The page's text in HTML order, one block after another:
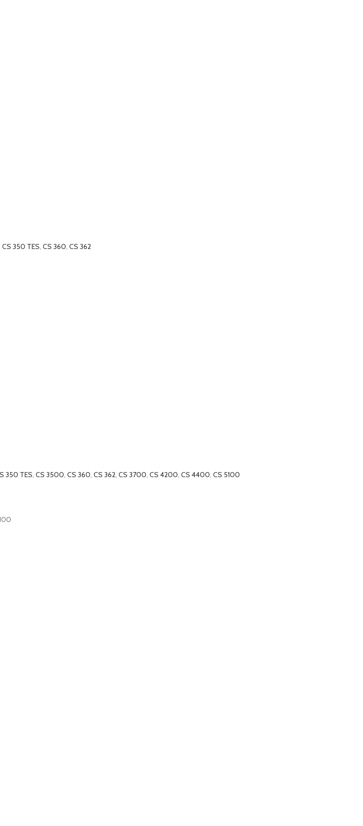
CS 350 TES, CS 360, CS 362
350 TES, CS 3500, CS 360, CS 362, CS 3700, CS 4200, CS 4400, CS 5100